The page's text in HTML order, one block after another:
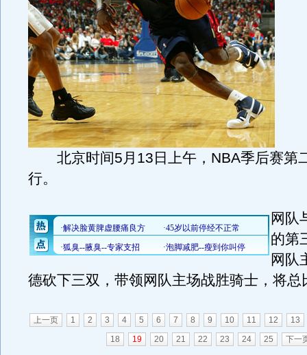
北京时间5月13日上午，NBA季后赛第
行。
网队
的第
网队
德砍下三双，带领网队主场战胜骑士，将总
上一页 1 2 3 4 5 6 7 8 9 10 11 12
13
18
19 20 21 22 23 24 25 下一